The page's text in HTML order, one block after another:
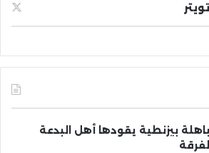
بيزنطية يقودها أهل البدعة